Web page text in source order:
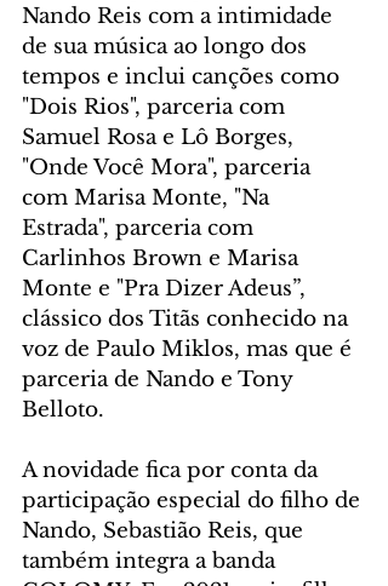
Nando Reis com a intimidade
de sua música ao longo dos
tempos e inclui canções como
"Dois Rios", parceria com
Samuel Rosa e Lô Borges,
"Onde Você Mora", parceria
com Marisa Monte, "Na
Estrada", parceria com
Carlinhos Brown e Marisa
Monte e "Pra Dizer Adeus”,
clássico dos Titãs conhecido na
voz de Paulo Miklos, mas que é
parceria de Nando e Tony
Belloto.
A novidade fica por conta da
participação especial do filho de
Nando, Sebastião Reis, que
também integra a banda